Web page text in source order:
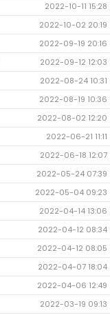
2022-10-11 15:28
2022-10-02 20:19
2022-09-19 20:16
2022-09-12 12:03
2022-08-24 10:31
2022-08-19 10:36
2022-08-02 12:20
2022-06-21 11:11
2022-06-18 12:07
2022-05-24 07:39
2022-05-04 09:23
2022-04-14 13:06
2022-04-12 08:34
2022-04-12 08:05
2022-04-07 18:04
2022-04-06 12:49
2022-03-19 09:13